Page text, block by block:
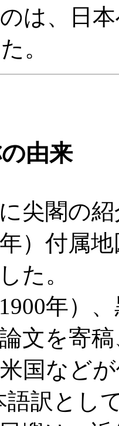
は、日
。
の由来
尖閣の紹
）付属
た。
年）
文を寄
国など
語訳とし